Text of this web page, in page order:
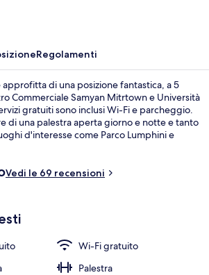
Regolamenti
di una posizione fantastica, a 5
Commerciale Samyan Mitrtown e Università
gratuiti sono inclusi Wi-Fi e parcheggio.
di una palestra aperta giorno e notte e tanto
d'interesse come Parco Lumphini e
a 3 min a piedi e Stazione BTS di Sala
Vedi le 69 recensioni
Wi-Fi gratuito
Palestra